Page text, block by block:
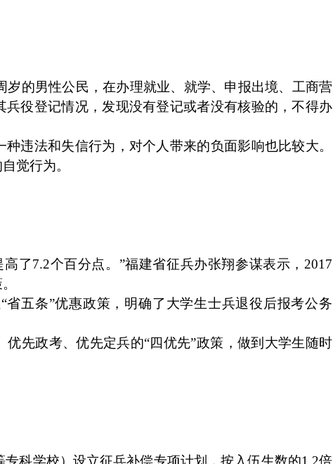
岁的男性公民，在办理就业、就学、申报出境、工商营
役登记情况，发现没有登记或者没有核验的，不得办
违法和失信行为，对个人带来的负面影响也比较大。
觉行为。
了7.2个百分点。”福建省征兵办张翔参谋表示，2017
五条”优惠政策，明确了大学生士兵退役后报考公务
先政考、优先定兵的“四优先”政策，做到大学生随时
科学校）设立征兵补偿专项计划，按入伍生数的1.2倍